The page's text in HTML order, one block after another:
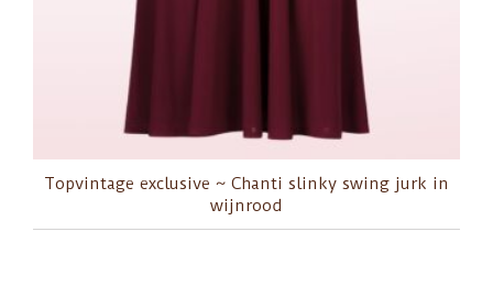
Topvintage exclusive ~ Chanti slinky swing jurk in
wijnrood